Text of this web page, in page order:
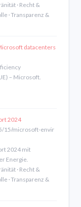
· Recht &
· Transparenz &
datacenters
– Microsoft.
2024
15/microsoft-envir
2024 mit
Energie.
· Recht &
· Transparenz &